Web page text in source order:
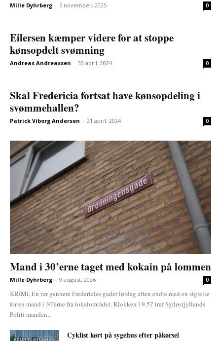
Mille Dyhrberg - 5 november, 2025 0
Eilersen kæmper videre for at stoppe
kønsopdelt svømning
Andreas Andreassen - 30 april, 2024 0
Skal Fredericia fortsat have kønsopdeling i
svømmehallen?
Patrick Viborg Andersen - 21 april, 2024 0
Mand i 30’erne taget med kokain på lommen
Mille Dyhrberg - 9 august, 2026 0
KRIMI. En tur gennem Fredericias gader lørdag aften endte med en sigtelse
for en mand i 30'erne fra lokalområdet. Klokken 19.57 traf Sydøstjyllands
Politi manden...
Cyklist kørt på sygehus efter påkørsel